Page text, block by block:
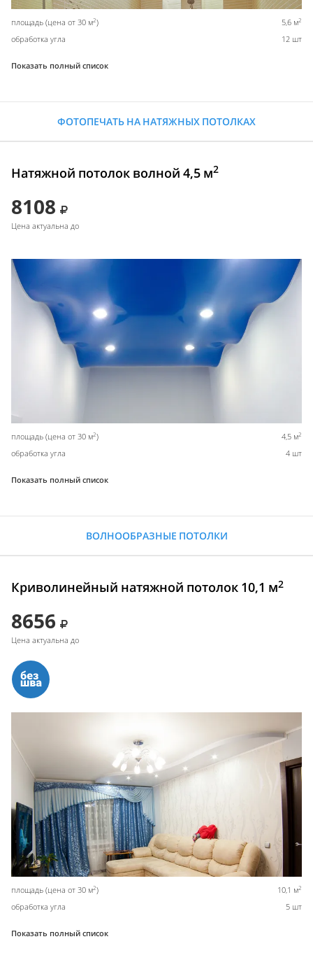
площадь (цена от 30 м2) 5,6 м2
обработка угла 12 шт
Показать полный список
ФОТОПЕЧАТЬ НА НАТЯЖНЫХ ПОТОЛКАХ
Натяжной потолок волной 4,5 м2
8108
Цена актуальна до
площадь (цена от 30 м2) 4,5 м2
обработка угла 4 шт
Показать полный список
ВОЛНООБРАЗНЫЕ ПОТОЛКИ
Криволинейный натяжной потолок 10,1 м2
8656
Цена актуальна до
площадь (цена от 30 м2) 10,1 м2
обработка угла 5 шт
Показать полный список